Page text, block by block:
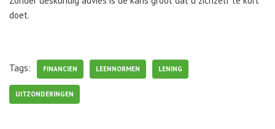
doet.
Tags: FINANCIEN LEENNORMEN LENING
UITZONDERINGEN